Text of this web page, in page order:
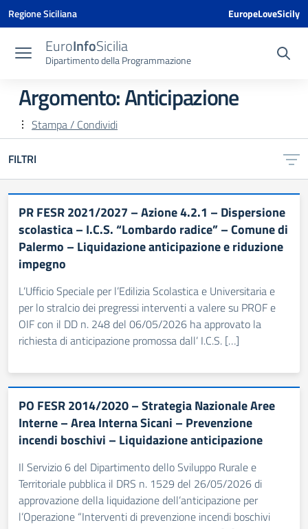
Vai ai contenuti
Vai al menu di navigazione
Vai al footer
Vai al banner delle Cookie Policy
Regione Siciliana EuropeLoveSicily
EuroInfoSicilia
Dipartimento della Programmazione
Argomento: Anticipazione
Stampa / Condividi
FILTRI
PR FESR 2021/2027 – Azione 4.2.1 – Dispersione
scolastica – I.C.S. “Lombardo radice” – Comune di
Palermo – Liquidazione anticipazione e riduzione
impegno
L’Ufficio Speciale per l’Edilizia Scolastica e Universitaria e
per lo stralcio dei pregressi interventi a valere su PROF e
OIF con il DD n. 248 del 06/05/2026 ha approvato la
richiesta di anticipazione promossa dall’ I.C.S. […]
PO FESR 2014/2020 – Strategia Nazionale Aree
Interne – Area Interna Sicani – Prevenzione
incendi boschivi – Liquidazione anticipazione
Il Servizio 6 del Dipartimento dello Sviluppo Rurale e
Territoriale pubblica il DRS n. 1529 del 26/05/2026 di
approvazione della liquidazione dell’anticipazione per
l’Operazione “Interventi di prevenzione incendi boschivi